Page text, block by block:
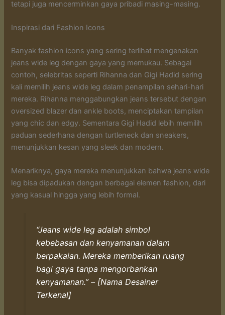
tetapi juga mencerminkan gaya pribadi masing-masing.
Inspirasi dari Fashion Icons
Banyak fashion icons yang sering terlihat mengenakan
jeans wide leg dengan gaya yang memukau. Sebagai
contoh, selebritas seperti Rihanna dan Gigi Hadid sering
kali memilih jeans wide leg dalam penampilan sehari-hari
mereka. Rihanna menggabungkan jeans tersebut dengan
oversized blazer dan ankle boots, menciptakan tampilan
yang chic dan edgy. Sementara Gigi Hadid lebih memilih
paduan sederhana dengan turtleneck dan sneakers,
menunjukkan kesan yang sleek dan modern.
Menariknya, gaya mereka menunjukkan bahwa jeans wide
leg bisa dipadukan dengan berbagai elemen fashion, dari
yang kasual hingga yang lebih formal.
“Jeans wide leg adalah simbol
kebebasan dan kenyamanan dalam
berpakaian. Mereka memberikan ruang
bagi gaya tanpa mengorbankan
kenyamanan.” – [Nama Desainer
Terkenal]